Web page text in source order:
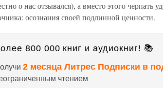
о нас отзывался), а вместо этого черпать
осознания своей подлинной ценности.
800 000 книг и аудиокниг! 📚
2 месяца Литрес Подписки в
чтением